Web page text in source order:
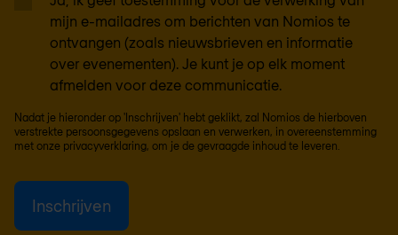
mijn e-mailadres om berichten van Nomios te
ontvangen (zoals nieuwsbrieven en informatie
over evenementen). Je kunt je op elk moment
afmelden voor deze communicatie.
Nadat je hieronder op 'Inschrijven' hebt geklikt, zal Nomios de hierboven
verstrekte persoonsgegevens opslaan en verwerken, in overeenstemming
met onze privacyverklaring , om je de gevraagde inhoud te leveren.